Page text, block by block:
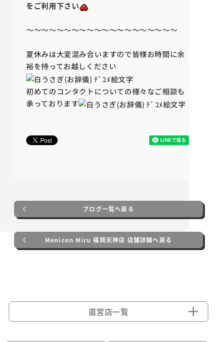
をご利用下さい
～～～～～～～～～～～～～～～～～～～～
夏休みは大変混み合いますので皆様お時間に余
裕を持ってお越しください
初めてのコンタクトについての様々なご相談も
承っております
ブログ一覧へ戻る
Menicon Miru 福岡天神店 店舗詳細へ戻る
直営店一覧